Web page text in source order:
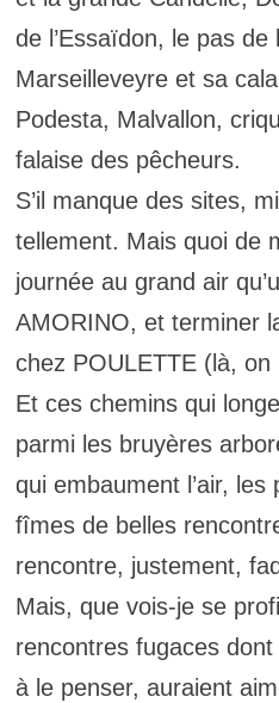
de l’Essaïdon, le pas de
Marseilleveyre et sa
Podesta, Malvallon,
falaise des pêcheurs.
S’il manque des sites,
tellement. Mais quoi de
journée au grand air
AMORINO, et terminer
chez POULETTE (là,
Et ces chemins qui
parmi les bruyères
qui embaument l’air,
fîmes de belles
rencontre, justement,
Mais, que vois-je se
rencontres fugaces
à le penser, auraient